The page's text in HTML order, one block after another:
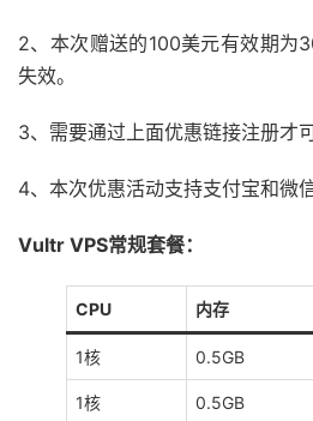
2、本次赠送的100美元有效期为
失效。
3、需要通过上面优惠链接注册才
4、本次优惠活动支持支付宝和微信
Vultr VPS常规套餐：
CPU 内存
1核 0.5GB
1核 0.5GB